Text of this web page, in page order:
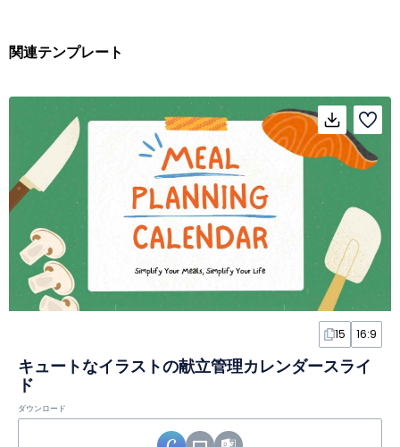
関連テンプレート
15 16:9
キュートなイラストの献立管理カレンダースライ
ド
ダウンロード